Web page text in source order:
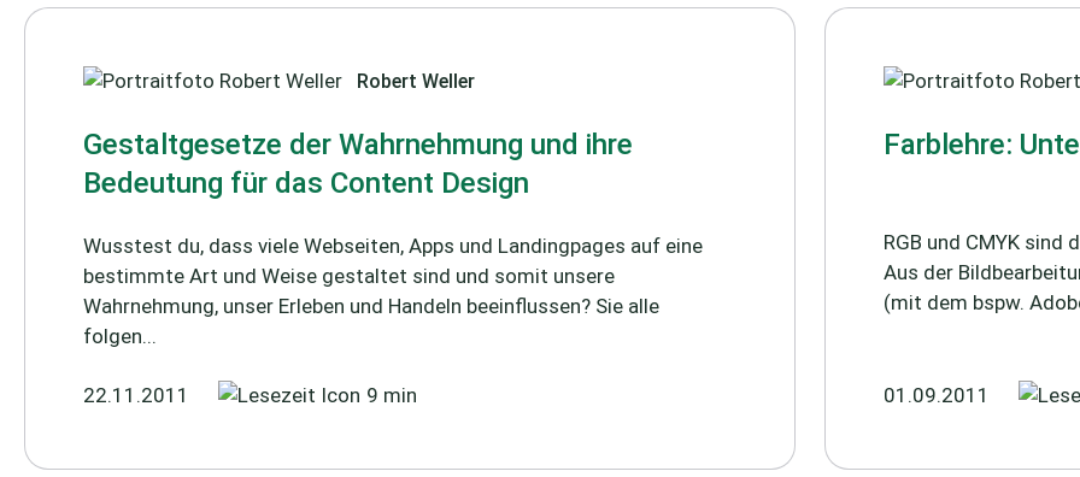
Robert Weller
Gestaltgesetze der Wahrnehmung und ihre
Bedeutung für das Content Design
Wusstest du, dass viele Webseiten, Apps und Landingpages auf eine
bestimmte Art und Weise gestaltet sind und somit unsere
Wahrnehmung, unser Erleben und Handeln beeinflussen? Sie alle
folgen...
22.11.2011 9 min
Farblehre:
RGB und CMYK sind
Aus der
(mit dem bspw.
01.09.2011